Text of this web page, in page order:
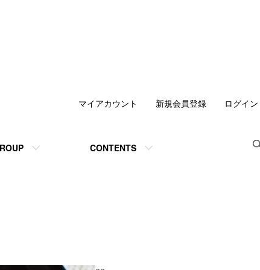
CONTENTS
マイアカウント 新規会員登録 ログイン